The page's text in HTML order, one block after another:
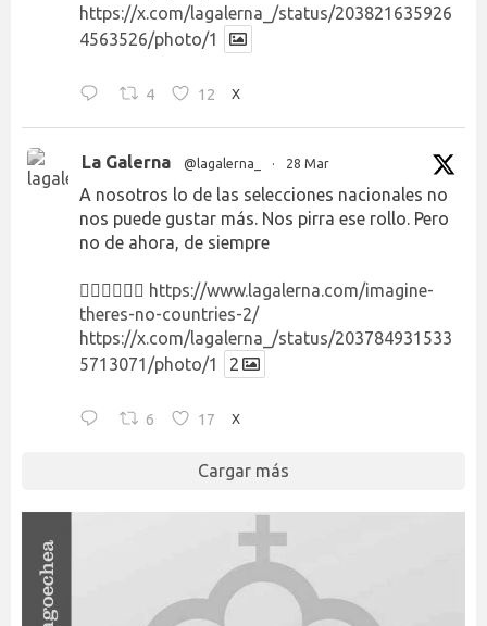
https://x.com/lagalerna_/status/203821635926
4563526/photo/1
4 12 X
La Galerna @lagalerna_ · 28 Mar
A nosotros lo de las selecciones nacionales no
nos puede gustar más. Nos pirra ese rollo. Pero
no de ahora, de siempre
👉🏻👉🏻👉🏻 https://www.lagalerna.com/imagine-
theres-no-countries-2/
https://x.com/lagalerna_/status/203784931533
5713071/photo/1
2
6 17 X
Cargar más